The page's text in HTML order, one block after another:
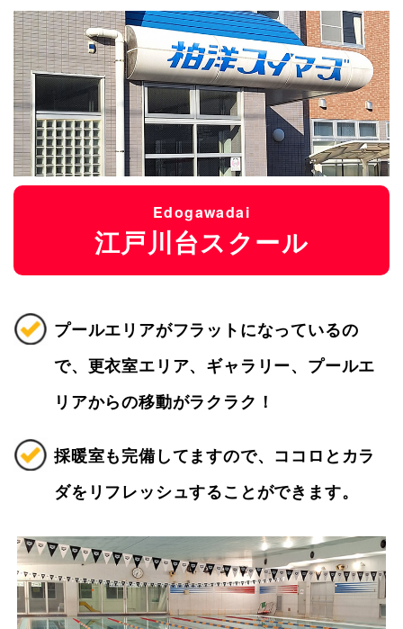
Edogawadai
江戸川台スクール
プールエリアがフラットになっているの
で、更衣室エリア、ギャラリー、プールエ
リアからの移動がラクラク！
採暖室も完備してますので、ココロとカラ
ダをリフレッシュすることができます。